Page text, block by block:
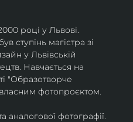
році у Львові.
ступінь магістра зі
у Львівській
Навчається на
"Образотворче
фотопроєктом.
фотографії.